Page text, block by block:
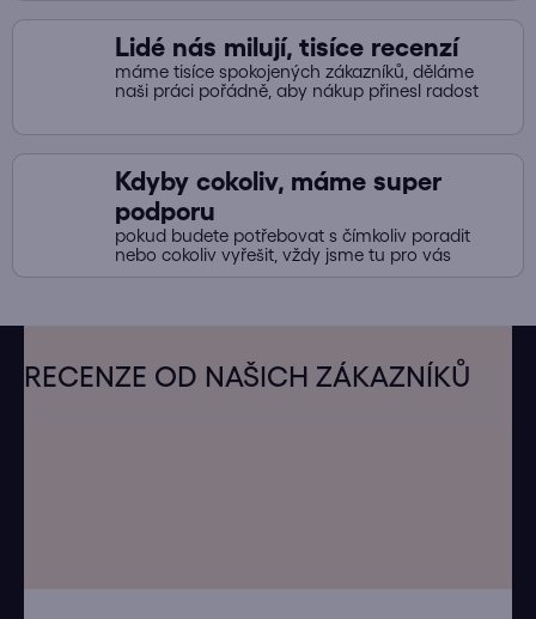
Lidé nás milují, tisíce recenzí
máme tisíce spokojených zákazníků, děláme
naši práci pořádně, aby nákup přinesl radost
Kdyby cokoliv, máme super
podporu
pokud budete potřebovat s čímkoliv poradit
nebo cokoliv vyřešit, vždy jsme tu pro vás
RECENZE OD NAŠICH ZÁKAZNÍKŮ